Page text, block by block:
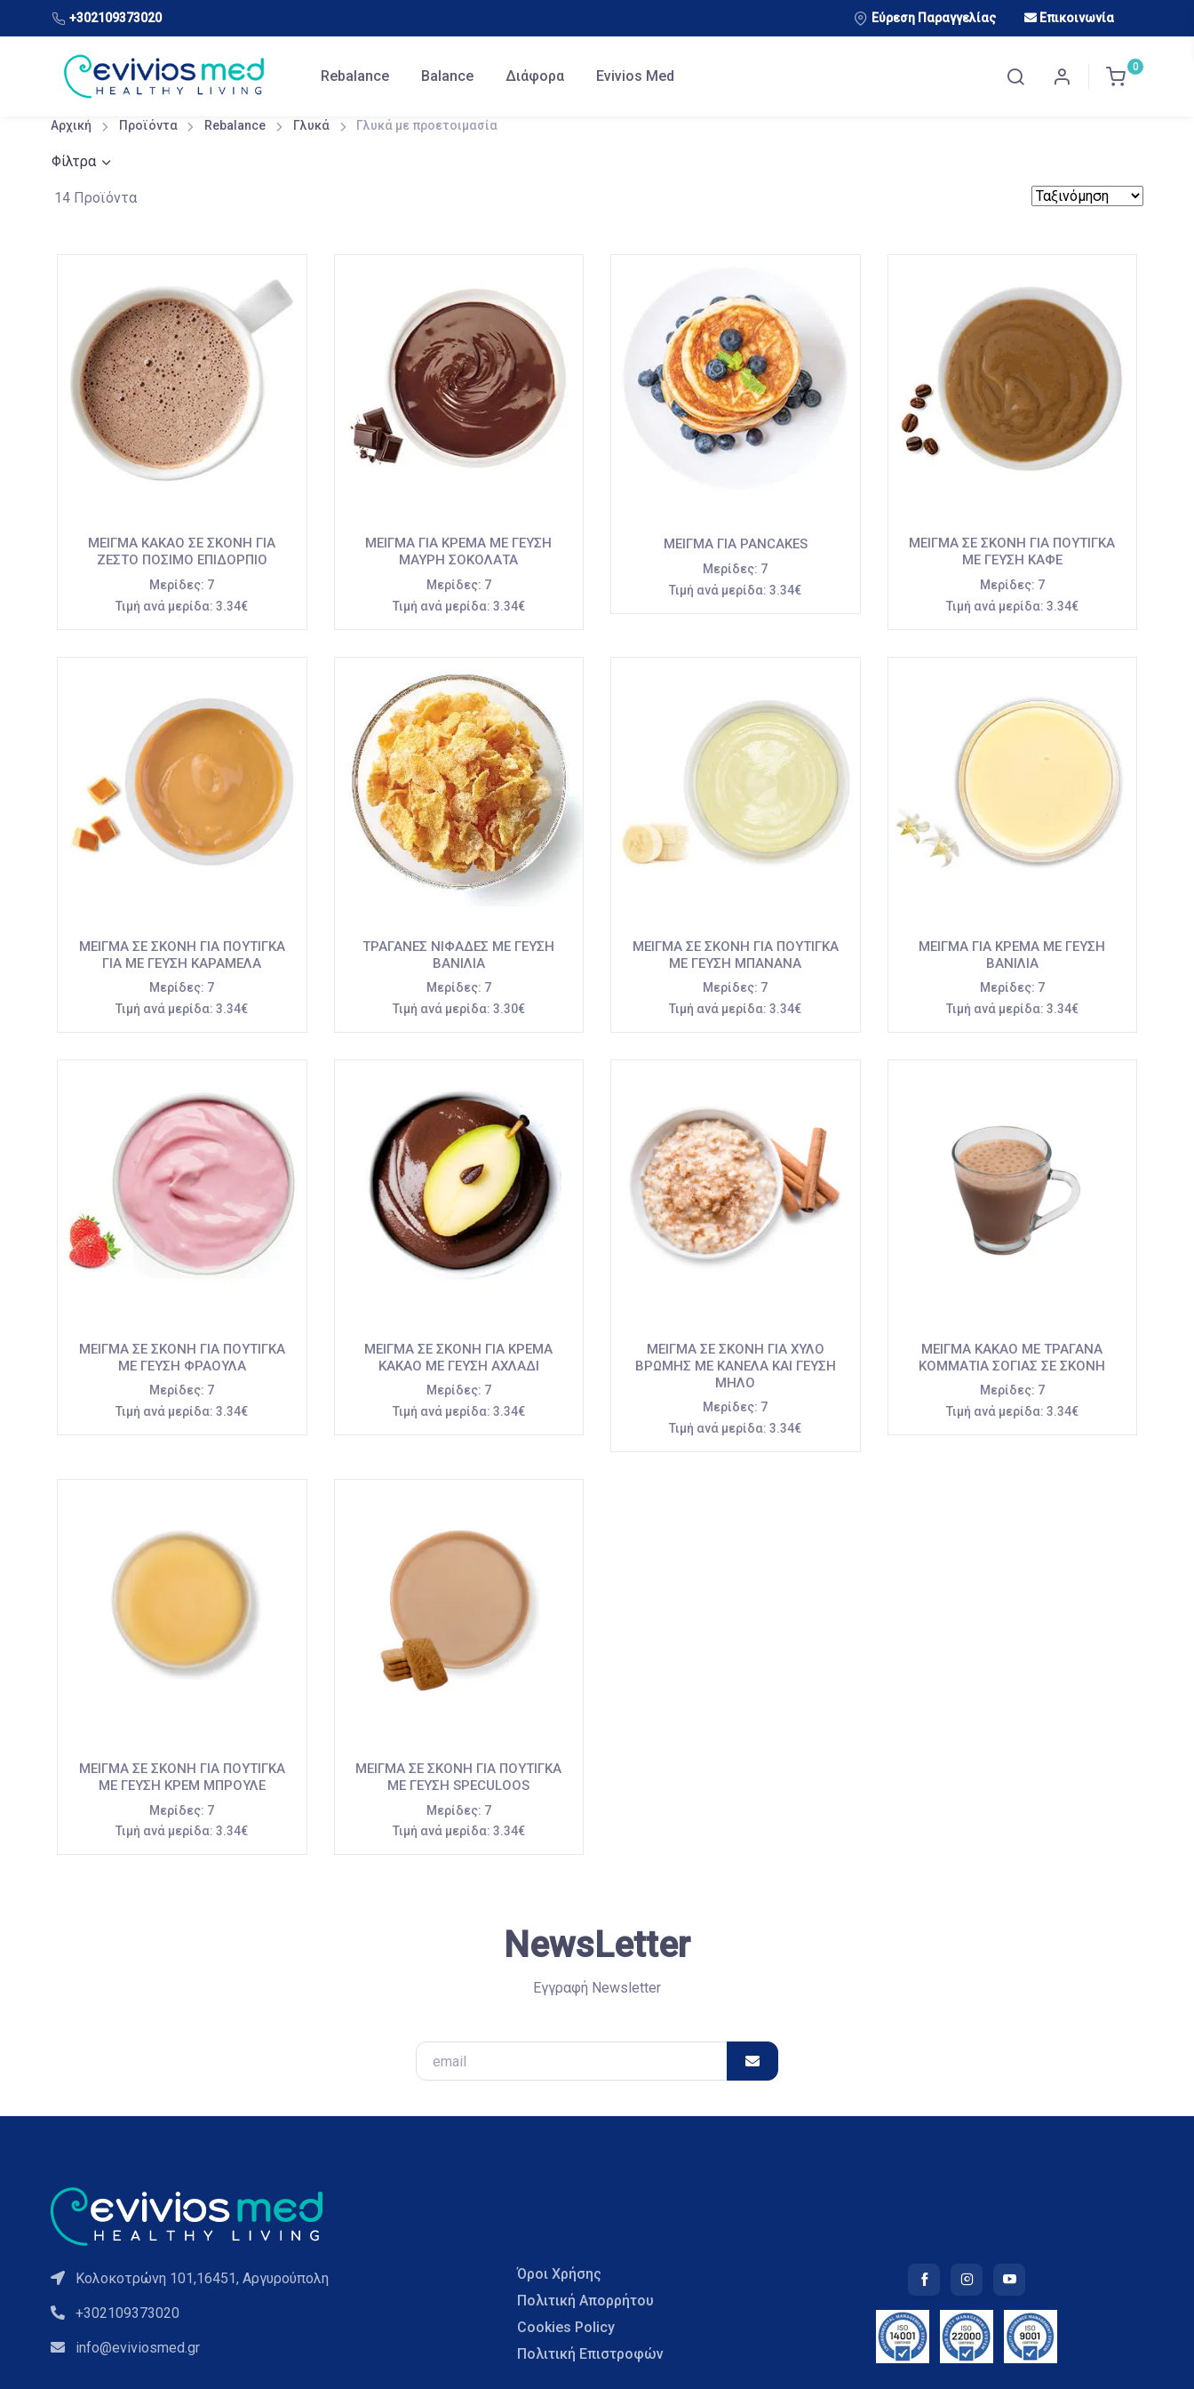
+302109373020 Εύρεση Παραγγελίας Επικοινωνία
0
Rebalance Balance Διάφορα Evivios Med
Αρχική Προϊόντα Rebalance Γλυκά Γλυκά με προετοιμασία
Φίλτρα
14 Προϊόντα
ΜΕΙΓΜΑ ΚΑΚΑΟ ΣΕ ΣΚΟΝΗ ΓΙΑ
ΖΕΣΤΟ ΠΟΣΙΜΟ ΕΠΙΔΟΡΠΙΟ
Μερίδες: 7
Τιμή ανά μερίδα: 3.34€
ΜΕΙΓΜΑ ΓΙΑ ΚΡΕΜΑ ΜΕ ΓΕΥΣΗ
ΜΑΥΡΗ ΣΟΚΟΛΑΤΑ
Μερίδες: 7
Τιμή ανά μερίδα: 3.34€
ΜΕΙΓΜΑ ΓΙΑ PANCAKES
Μερίδες: 7
Τιμή ανά μερίδα: 3.34€
ΜΕΙΓΜΑ ΣΕ ΣΚΟΝΗ ΓΙΑ ΠΟΥΤΙΓΚΑ
ΜΕ ΓΕΥΣΗ ΚΑΦΕ
Μερίδες: 7
Τιμή ανά μερίδα: 3.34€
ΜΕΙΓΜΑ ΣΕ ΣΚΟΝΗ ΓΙΑ ΠΟΥΤΙΓΚΑ
ΓΙΑ ΜΕ ΓΕΥΣΗ ΚΑΡΑΜΕΛΑ
Μερίδες: 7
Τιμή ανά μερίδα: 3.34€
ΤΡΑΓΑΝΕΣ ΝΙΦΑΔΕΣ ΜΕ ΓΕΥΣΗ
ΒΑΝΙΛΙΑ
Μερίδες: 7
Τιμή ανά μερίδα: 3.30€
ΜΕΙΓΜΑ ΣΕ ΣΚΟΝΗ ΓΙΑ ΠΟΥΤΙΓΚΑ
ΜΕ ΓΕΥΣΗ ΜΠΑΝΑΝΑ
Μερίδες: 7
Τιμή ανά μερίδα: 3.34€
ΜΕΙΓΜΑ ΓΙΑ ΚΡΕΜΑ ΜΕ ΓΕΥΣΗ
ΒΑΝΙΛΙΑ
Μερίδες: 7
Τιμή ανά μερίδα: 3.34€
ΜΕΙΓΜΑ ΣΕ ΣΚΟΝΗ ΓΙΑ ΠΟΥΤΙΓΚΑ
ΜΕ ΓΕΥΣΗ ΦΡΑΟΥΛΑ
Μερίδες: 7
Τιμή ανά μερίδα: 3.34€
ΜΕΙΓΜΑ ΣΕ ΣΚΟΝΗ ΓΙΑ ΚΡΕΜΑ
ΚΑΚΑΟ ΜΕ ΓΕΥΣΗ ΑΧΛΑΔΙ
Μερίδες: 7
Τιμή ανά μερίδα: 3.34€
ΜΕΙΓΜΑ ΣΕ ΣΚΟΝΗ ΓΙΑ ΧΥΛΟ
ΒΡΩΜΗΣ ΜΕ ΚΑΝΕΛΑ ΚΑΙ ΓΕΥΣΗ
ΜΗΛΟ
Μερίδες: 7
Τιμή ανά μερίδα: 3.34€
ΜΕΙΓΜΑ ΚΑΚΑΟ ΜΕ ΤΡΑΓΑΝΑ
ΚΟΜΜΑΤΙΑ ΣΟΓΙΑΣ ΣΕ ΣΚΟΝΗ
Μερίδες: 7
Τιμή ανά μερίδα: 3.34€
ΜΕΙΓΜΑ ΣΕ ΣΚΟΝΗ ΓΙΑ ΠΟΥΤΙΓΚΑ
ΜΕ ΓΕΥΣΗ ΚΡΕΜ ΜΠΡΟΥΛΕ
Μερίδες: 7
Τιμή ανά μερίδα: 3.34€
ΜΕΙΓΜΑ ΣΕ ΣΚΟΝΗ ΓΙΑ ΠΟΥΤΙΓΚΑ
ΜΕ ΓΕΥΣΗ SPECULOOS
Μερίδες: 7
Τιμή ανά μερίδα: 3.34€
NewsLetter
Εγγραφή Newsletter
Κολοκοτρώνη 101,16451, Αργυρούπολη
+302109373020
info@eviviosmed.gr
Όροι Χρήσης
Πολιτική Απορρήτου
Cookies Policy
Πολιτική Επιστροφών